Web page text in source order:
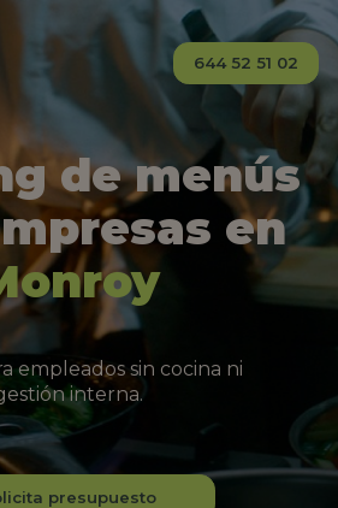
644 52 51 02
de menús
en
empleados sin cocina ni
interna.
presupuesto